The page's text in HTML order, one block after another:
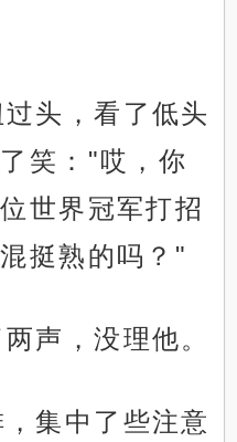
头，看了低头
笑："哎，你
世界冠军打招
挺熟的吗？"
声，没理他。
集中了些注意